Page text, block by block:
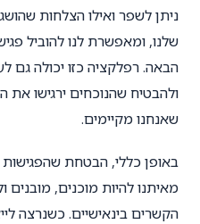
ניתן לשפר ואילו הצלחות
שלנו, ומאפשרת לנו להוביל
הבאה. רפלקציה כזו יכולה גם
ולהבטיח שהנוכחים ירגישו את
שאנחנו מקיימים.
באופן כללי, הבטחת
מאיתנו להיות מוכנים,
הקשרים בינאישיים. כשנרצה